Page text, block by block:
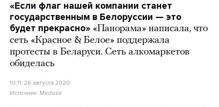
«Если флаг нашей компании станет
государственным в Белоруссии — это
будет прекрасно» «Панорама» написала, что
сеть «Красное & Белое» поддержала
протесты в Беларуси. Сеть алкомаркетов
обиделась
10:11, 26 августа 2020
Источник: Meduza